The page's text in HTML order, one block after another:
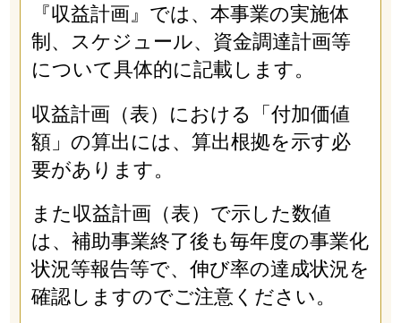
『収益計画』では、本事業の実施体
制、スケジュール、資金調達計画等
について具体的に記載します。
収益計画（表）における「付加価値
額」の算出には、算出根拠を示す必
要があります。
また収益計画（表）で示した数値
は、補助事業終了後も毎年度の事業化
状況等報告等で、伸び率の達成状況を
確認しますのでご注意ください。